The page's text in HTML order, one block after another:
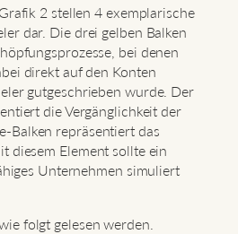
2 stellen 4 exemplarische
dar. Die drei gelben Balken
bei denen
direkt auf den Konten
gutgeschrieben wurde. Der
die Vergänglichkeit der
Balken repräsentiert das
diesem Element sollte ein
Unternehmen simuliert
folgt gelesen werden.